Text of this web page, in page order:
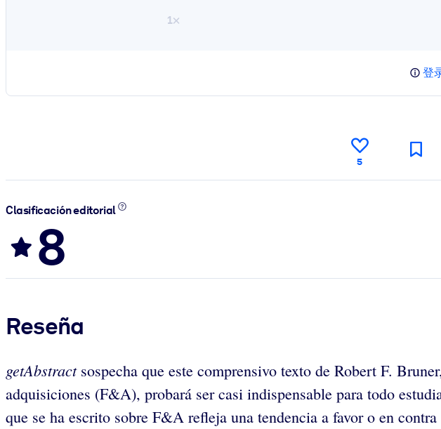
1×
登
5
Clasificación editorial
8
Reseña
getAbstractsospecha que este comprensivo texto de Robert F.
adquisiciones (F&A), probará ser casi indispensable para todo
que se ha escrito sobre F&A refleja una tendencia a favor o en